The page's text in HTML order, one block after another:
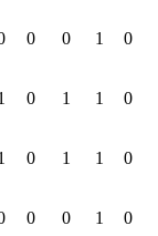
0 0 1 0
0 1 1 0
0 1 1 0
0 0 1 0